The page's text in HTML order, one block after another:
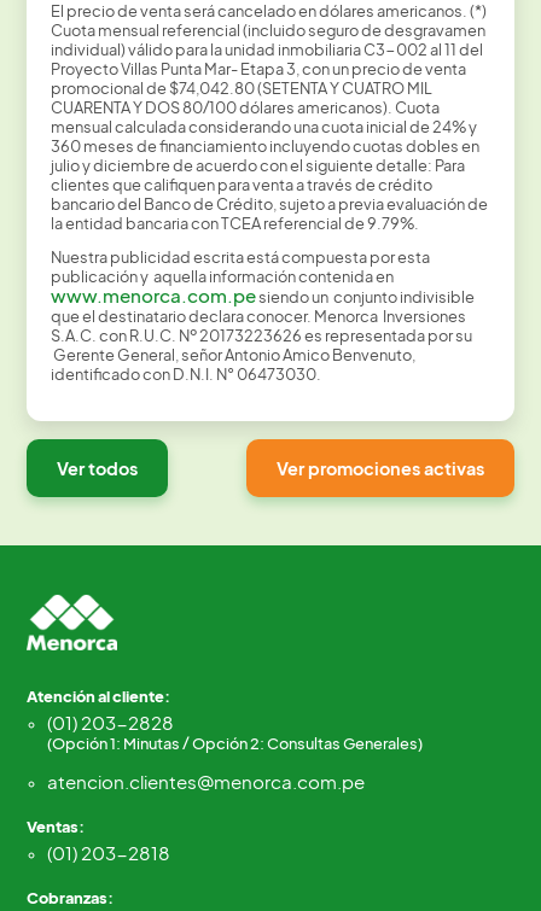
El precio de venta será cancelado en dólares americanos. (*)
Cuota mensual referencial (incluido seguro de desgravamen
individual) válido para la unidad inmobiliaria C3-002 al 11 del
Proyecto Villas Punta Mar- Etapa 3, con un precio de venta
promocional de $74,042.80 (SETENTA Y CUATRO MIL
CUARENTA Y DOS 80/100 dólares americanos). Cuota
mensual calculada considerando una cuota inicial de 24% y
360 meses de financiamiento incluyendo cuotas dobles en
julio y diciembre de acuerdo con el siguiente detalle: Para
clientes que califiquen para venta a través de crédito
bancario del Banco de Crédito, sujeto a previa evaluación de
la entidad bancaria con TCEA referencial de 9.79%.
Nuestra publicidad escrita está compuesta por esta
publicación y aquella información contenida en
www.menorca.com.pesiendo un conjunto indivisible
que el destinatario declara conocer. Menorca Inversiones
S.A.C. con R.U.C. Nº 20173223626 es representada por su
Gerente General, señor Antonio Amico Benvenuto,
identificado con D.N.I. N° 06473030.
Ver todos Ver promociones activas
Atención al cliente:
(01) 203-2828
(Opción 1: Minutas / Opción 2: Consultas Generales)
atencion.clientes@menorca.com.pe
Ventas:
(01) 203-2818
Cobranzas: